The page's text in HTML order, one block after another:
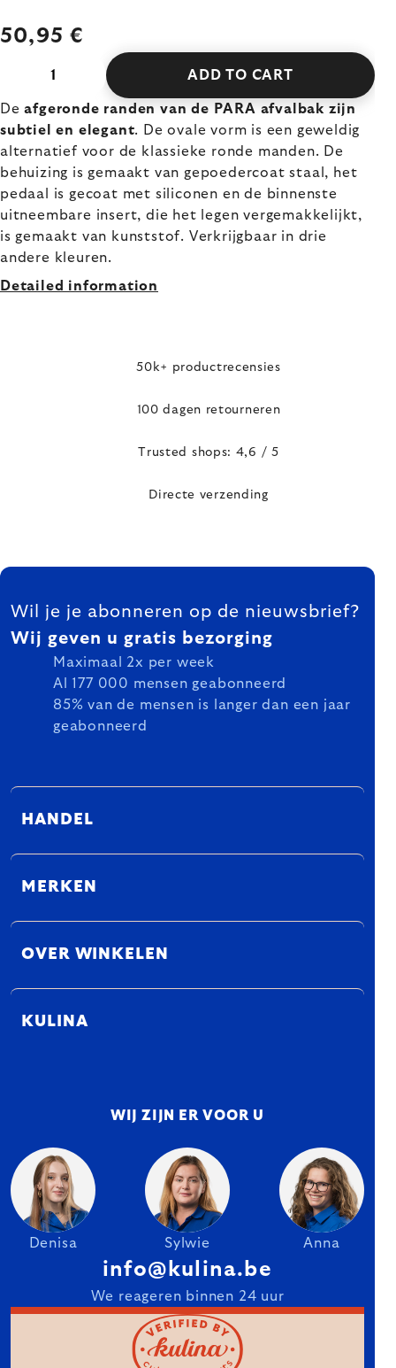
50,95 €
ADD TO CART
Deafgeronde randen van de PARA afvalbak zijn
subtiel en elegant. De ovale vorm is een geweldig
alternatief voor de klassieke ronde manden. De
behuizing is gemaakt van gepoedercoat staal, het
pedaal is gecoat met siliconen en de binnenste
uitneembare insert, die het legen vergemakkelijkt,
is gemaakt van kunststof. Verkrijgbaar in drie
andere kleuren.
Detailed information
50k+ productrecensies
100 dagen retourneren
Trusted shops: 4,6 / 5
Directe verzending
FOOTER
Wil je je abonneren op de nieuwsbrief?
Wij geven u gratis bezorging
Maximaal 2x per week
Al 177 000 mensen geabonneerd
85% van de mensen is langer dan een jaar
geabonneerd
HANDEL
MERKEN
OVER WINKELEN
KULINA
WIJ ZIJN ER VOOR U
Denisa Sylwie Anna
info@kulina.be
We reageren binnen 24 uur